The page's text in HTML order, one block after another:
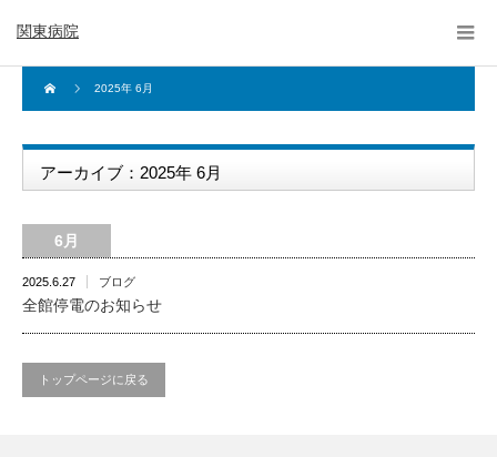
関東病院
2025年 6月
アーカイブ：2025年 6月
6月
2025.6.27 ブログ
全館停電のお知らせ
トップページに戻る